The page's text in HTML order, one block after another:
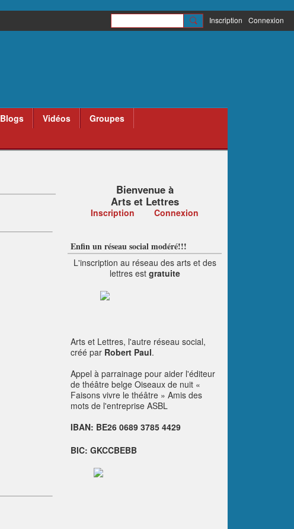
Inscription Connexion
Blogs Vidéos
Groupes
Bienvenue à
Arts et Lettres
Inscription Connexion
Enfin un réseau social modéré!!!
L'inscription au réseau des arts et des
lettres est gratuite
Arts et Lettres, l'autre réseau social,
créé par Robert Paul.
Appel à parrainage pour aider l'éditeur
de théâtre belge Oiseaux de nuit «
Faisons vivre le théâtre » Amis des
mots de l'entreprise ASBL
IBAN: BE26 0689 3785 4429
BIC: GKCCBEBB